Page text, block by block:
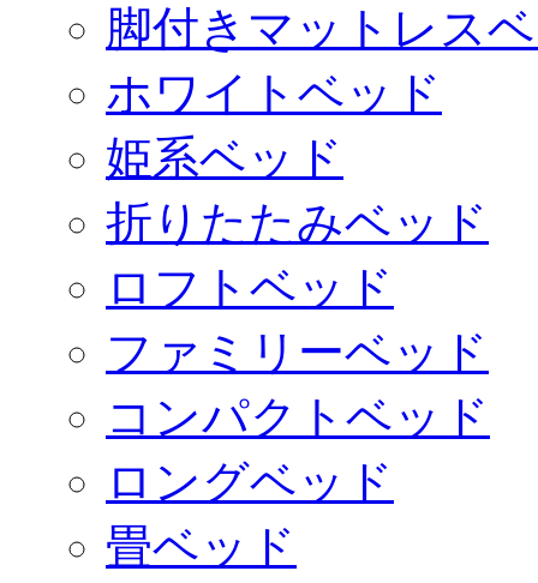
脚付きマットレス
ホワイトベッド
姫系ベッド
折りたたみベッド
ロフトベッド
ファミリーベッド
コンパクトベッド
ロングベッド
畳ベッド